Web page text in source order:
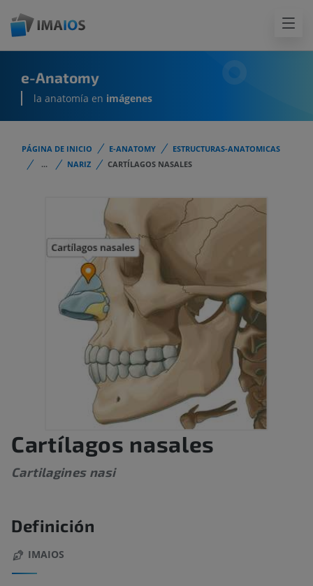
e-Anatomy
la anatomía en imágenes
PÁGINA DE INICIO E-ANATOMY
ESTRUCTURAS-ANATOMICAS
...
NARIZ CARTÍLAGOS NASALES
Cartílagos nasales
Cartilagines nasi
Definición
IMAIOS